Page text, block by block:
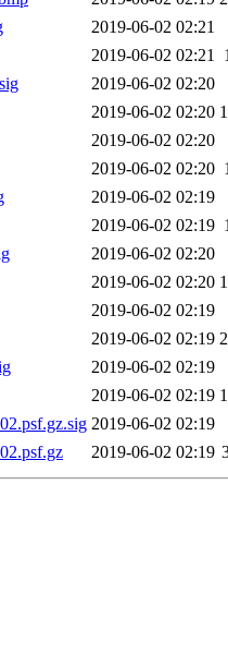
2019-06-02 02:21
2019-06-02 02:21
2019-06-02 02:20
2019-06-02 02:20
2019-06-02 02:20
2019-06-02 02:20
2019-06-02 02:19
2019-06-02 02:19
2019-06-02 02:20
2019-06-02 02:20
2019-06-02 02:19
2019-06-02 02:19
2019-06-02 02:19
2019-06-02 02:19
2019-06-02 02:19
2019-06-02 02:19